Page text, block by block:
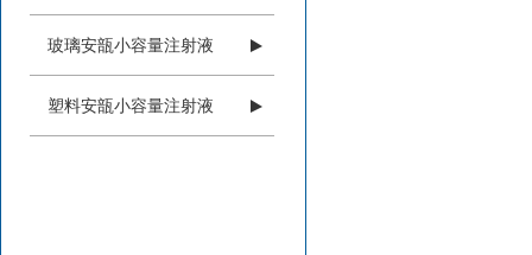
玻璃安瓿小容量注射液
塑料安瓿小容量注射液